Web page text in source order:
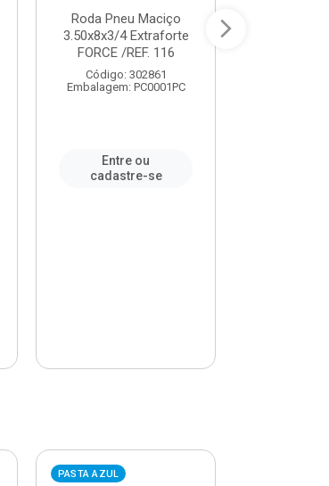
Roda Pneu Maciço
3.50x8x3/4 Extraforte
FORCE /REF. 116
Código: 302861
Embalagem: PC0001PC
Entre ou
cadastre-se
PASTA AZUL